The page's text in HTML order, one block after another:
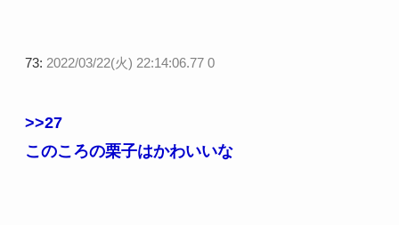
73: 2022/03/22(火) 22:14:06.77 0
>>27
このころの栗子はかわいいな